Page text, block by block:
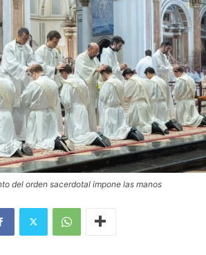
del orden sacerdotal impone las manos